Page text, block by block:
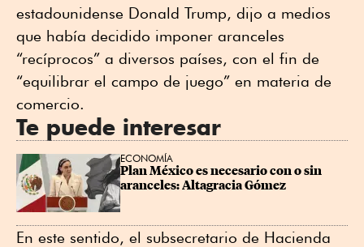
estadounidense Donald Trump, dijo a medios
que había decidido imponer aranceles
“recíprocos” a diversos países, con el fin de
“equilibrar el campo de juego” en materia de
comercio.
Te puede interesar
ECONOMÍA
Plan México es necesario con o sin
aranceles: Altagracia Gómez
En este sentido, el subsecretario de Hacienda